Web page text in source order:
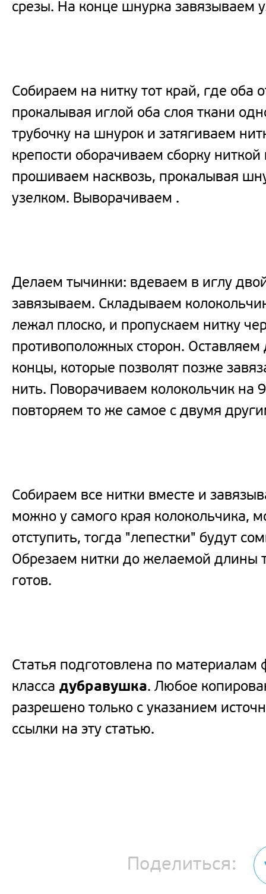
срезы. На конце шнурка завязываем
Собираем на нитку тот край, где оба
прокалывая иглой оба слоя ткани
трубочку на шнурок и затягиваем
крепости оборачиваем сборку ниткой
прошиваем насквозь, прокалывая
узелком. Выворачиваем .
Делаем тычинки: вдеваем в иглу
завязываем. Складываем
лежал плоско, и пропускаем нитку
противоположных сторон.
концы, которые позволят позже
нить. Поворачиваем колокольчик на
повторяем то же самое с двумя
Собираем все нитки вместе и
можно у самого края колокольчика,
отступить, тогда "лепестки" будут
Обрезаем нитки до желаемой длины
готов.
Статья подготовлена по материалам
класса дубравушка. Любое
разрешено только с указанием
ссылки на эту статью.
Поделиться: